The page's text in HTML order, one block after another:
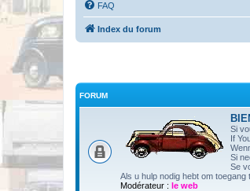
FAQ
Index du forum
FORUM
Si
If
Si
Se
Als u hulp nodig hebt om toegang
Modérateur : le web